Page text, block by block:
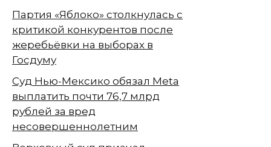
Партия «Яблоко» столкнулась с
критикой конкурентов после
жеребьёвки на выборах в
Госдуму
Суд Нью-Мексико обязал Meta
выплатить почти 76,7 млрд
рублей за вред
несовершеннолетним